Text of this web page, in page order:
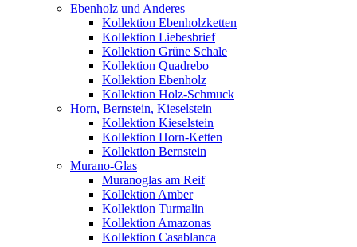
Ebenholz und Anderes
Kollektion Ebenholzketten
Kollektion Liebesbrief
Kollektion Grüne Schale
Kollektion Quadrebo
Kollektion Ebenholz
Kollektion Holz-Schmuck
Horn, Bernstein, Kieselstein
Kollektion Kieselstein
Kollektion Horn-Ketten
Kollektion Bernstein
Murano-Glas
Muranoglas am Reif
Kollektion Amber
Kollektion Turmalin
Kollektion Amazonas
Kollektion Casablanca